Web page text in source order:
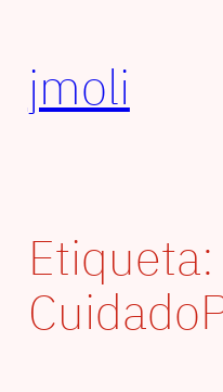
contenido
jmoli
Etiqueta: